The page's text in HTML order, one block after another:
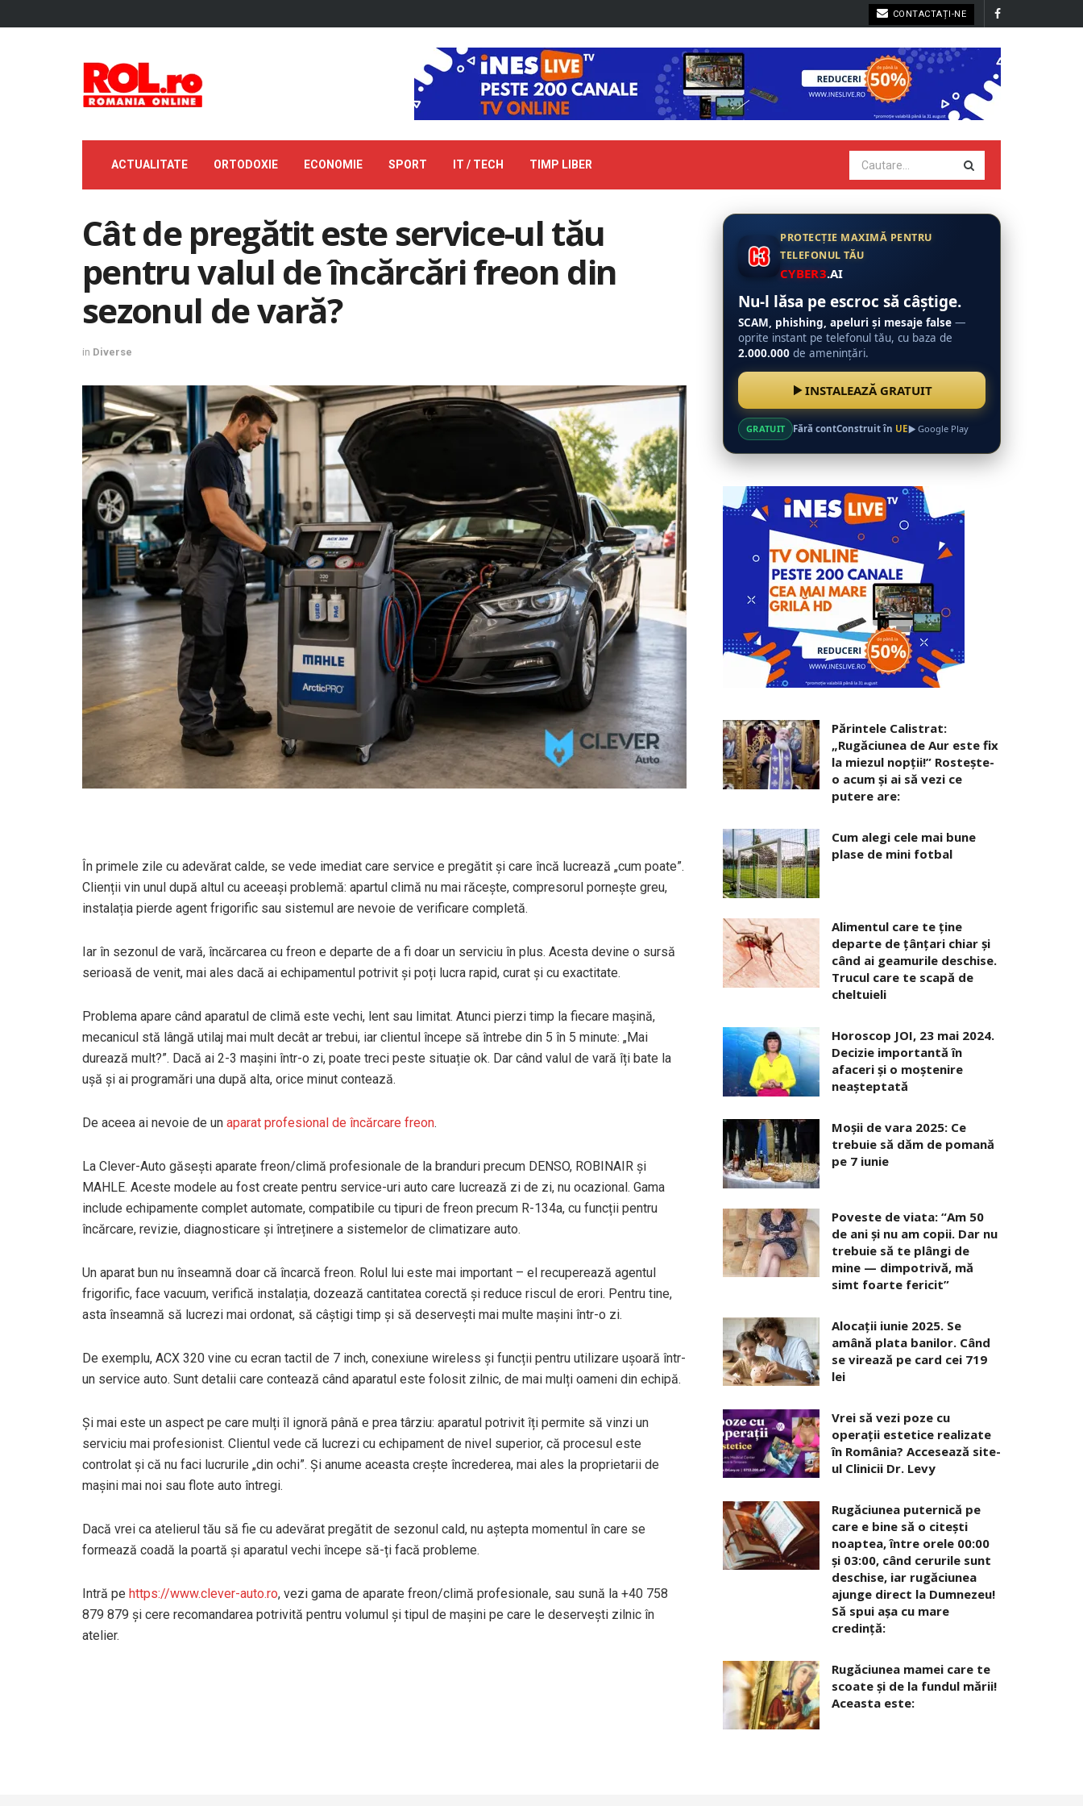
CONTACTAȚI-NE
ACTUALITATE ORTODOXIE ECONOMIE SPORT IT / TECH TIMP LIBER
Cât de pregătit este service-ul tău
pentru valul de încărcări freon din
sezonul de vară?
in Diverse
În primele zile cu adevărat calde, se vede imediat care service e pregătit și care încă lucrează „cum poate”.
Clienții vin unul după altul cu aceeași problemă: apartul climă nu mai răcește, compresorul pornește greu,
instalația pierde agent frigorific sau sistemul are nevoie de verificare completă.
Iar în sezonul de vară, încărcarea cu freon e departe de a fi doar un serviciu în plus. Acesta devine o sursă
serioasă de venit, mai ales dacă ai echipamentul potrivit și poți lucra rapid, curat și cu exactitate.
Problema apare când aparatul de climă este vechi, lent sau limitat. Atunci pierzi timp la fiecare mașină,
mecanicul stă lângă utilaj mai mult decât ar trebui, iar clientul începe să întrebe din 5 în 5 minute: „Mai
durează mult?”. Dacă ai 2-3 mașini într-o zi, poate treci peste situație ok. Dar când valul de vară îți bate la
ușă și ai programări una după alta, orice minut contează.
De aceea ai nevoie de un aparat profesional de încărcare freon.
La Clever-Auto găsești aparate freon/climă profesionale de la branduri precum DENSO, ROBINAIR și
MAHLE. Aceste modele au fost create pentru service-uri auto care lucrează zi de zi, nu ocazional. Gama
include echipamente complet automate, compatibile cu tipuri de freon precum R-134a, cu funcții pentru
încărcare, revizie, diagnosticare și întreținere a sistemelor de climatizare auto.
Un aparat bun nu înseamnă doar că încarcă freon. Rolul lui este mai important – el recuperează agentul
frigorific, face vacuum, verifică instalația, dozează cantitatea corectă și reduce riscul de erori. Pentru tine,
asta înseamnă să lucrezi mai ordonat, să câștigi timp și să deservești mai multe mașini într-o zi.
De exemplu, ACX 320 vine cu ecran tactil de 7 inch, conexiune wireless și funcții pentru utilizare ușoară într-
un service auto. Sunt detalii care contează când aparatul este folosit zilnic, de mai mulți oameni din echipă.
Și mai este un aspect pe care mulți îl ignoră până e prea târziu: aparatul potrivit îți permite să vinzi un
serviciu mai profesionist. Clientul vede că lucrezi cu echipament de nivel superior, că procesul este
controlat și că nu faci lucrurile „din ochi”. Și anume aceasta crește încrederea, mai ales la proprietarii de
mașini mai noi sau flote auto întregi.
Dacă vrei ca atelierul tău să fie cu adevărat pregătit de sezonul cald, nu aștepta momentul în care se
formează coadă la poartă și aparatul vechi începe să-ți facă probleme.
Intră pe https://www.clever-auto.ro, vezi gama de aparate freon/climă profesionale, sau sună la +40 758
879 879 și cere recomandarea potrivită pentru volumul și tipul de mașini pe care le deservești zilnic în
atelier.
PROTECȚIE MAXIMĂ PENTRU
TELEFONUL TĂU
CYBER3.AI
Nu-l lăsa pe escroc să câștige.
SCAM, phishing, apeluri și mesaje false —
oprite instant pe telefonul tău, cu baza de
2.000.000 de amenințări.
INSTALEAZĂ GRATUIT
GRATUIT Fără contConstruit în UE Google Play
Părintele Calistrat:
„Rugăciunea de Aur este fix
la miezul nopţii!” Rosteşte-
o acum şi ai să vezi ce
putere are:
Cum alegi cele mai bune
plase de mini fotbal
Alimentul care te ține
departe de țânțari chiar și
când ai geamurile deschise.
Trucul care te scapă de
cheltuieli
Horoscop JOI, 23 mai 2024.
Decizie importantă în
afaceri şi o moştenire
neaşteptată
Moșii de vara 2025: Ce
trebuie să dăm de pomană
pe 7 iunie
Poveste de viata: “Am 50
de ani și nu am copii. Dar nu
trebuie să te plângi de
mine — dimpotrivă, mă
simt foarte fericit”
Alocaţii iunie 2025. Se
amână plata banilor. Când
se virează pe card cei 719
lei
Vrei să vezi poze cu
operații estetice realizate
în România? Accesează site-
ul Clinicii Dr. Levy
Rugăciunea puternică pe
care e bine să o citești
noaptea, între orele 00:00
și 03:00, când cerurile sunt
deschise, iar rugăciunea
ajunge direct la Dumnezeu!
Să spui așa cu mare
credință:
Rugăciunea mamei care te
scoate şi de la fundul mării!
Aceasta este: